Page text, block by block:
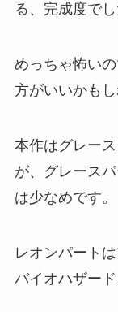
る、完成度でし
めっちゃ怖い
方がいいかもし
本作はグレー
が、グレース
は少なめです。
レオンパート
バイオハザー